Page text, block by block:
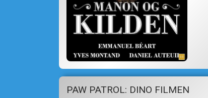
PAW PATROL: DINO FILMEN